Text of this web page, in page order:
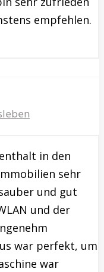
empfehlen.
in den
sehr
und gut
und der
war perfekt, um
war